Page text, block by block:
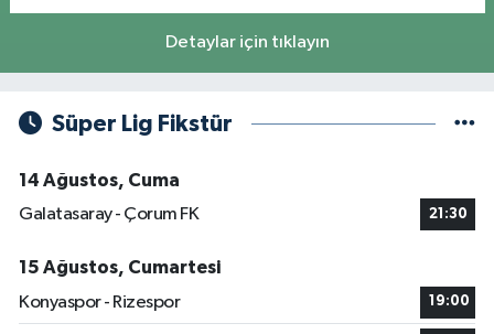
Detaylar için tıklayın
Süper Lig Fikstür
14 Ağustos, Cuma
Galatasaray - Çorum FK
21:30
15 Ağustos, Cumartesi
Konyaspor - Rizespor
19:00